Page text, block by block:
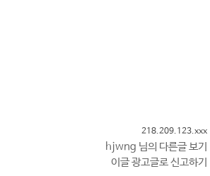
218.209.123.xxx
hjwng 님의 다른글 보기
이글 광고글로 신고하기